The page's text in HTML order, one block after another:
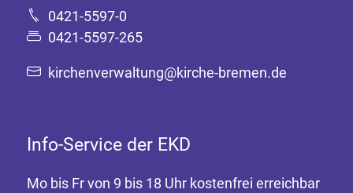
0421-5597-0
0421-5597-265
kirchenverwaltung@kirche-bremen.de
Info-Service der EKD
Mo bis Fr von 9 bis 18 Uhr kostenfrei erreichbar